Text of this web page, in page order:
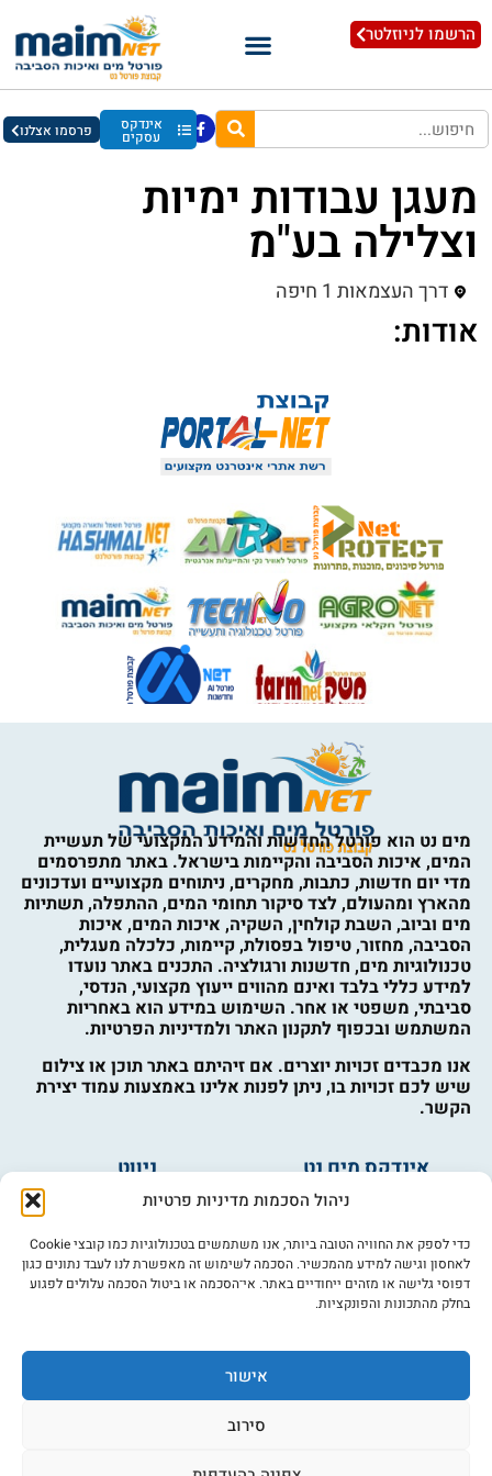
ניהול הסכמות מדיניות פרטיות
כדי לספק את החוויה הטובה ביותר, אנו משתמשים בטכנולוגיות כמו קובצי Cookie
לאחסון וגישה למידע מהמכשיר. הסכמה לשימוש זה מאפשרת לנו לעבד נתונים כגון
דפוסי גלישה או מזהים ייחודיים באתר. אי־הסכמה או ביטול הסכמה עלולים לפגוע
בחלק מהתכונות והפונקציות.
אישור
סירוב
הרשמו לניוזלטר
אינדקס
עסקים פרסמו אצלנו
מעגן עבודות ימיות
וצלילה בע"מ
דרך העצמאות 1 חיפה
אודות:
מים נט הוא פורטל החדשות והמידע המקצועי של תעשיית
המים, איכות הסביבה והקיימות בישראל. באתר מתפרסמים
מדי יום חדשות, כתבות, מחקרים, ניתוחים מקצועיים ועדכונים
מהארץ ומהעולם, לצד סיקור תחומי המים, ההתפלה, תשתיות
מים וביוב, השבת קולחין, השקיה, איכות המים, איכות
הסביבה, מחזור, טיפול בפסולת, קיימות, כלכלה מעגלית,
טכנולוגיות מים, חדשנות ורגולציה. התכנים באתר נועדו
למידע כללי בלבד ואינם מהווים ייעוץ מקצועי, הנדסי,
סביבתי, משפטי או אחר. השימוש במידע הוא באחריות
המשתמש ובכפוף לתקנון האתר ולמדיניות הפרטיות.
אנו מכבדים זכויות יוצרים. אם זיהיתם באתר תוכן או צילום
שיש לכם זכויות בו, ניתן לפנות אלינו באמצעות עמוד יצירת
הקשר.
אינדקס מים נט
מים ובריאות
פורום מים
ניווט
אינדקס עסקים
צרו קשר
מי אנחנו
הרשמה לניוזלטר
פרסמו אצלנו
הצהרת נגישות